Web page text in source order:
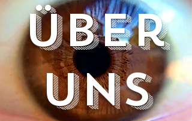
Über
uns